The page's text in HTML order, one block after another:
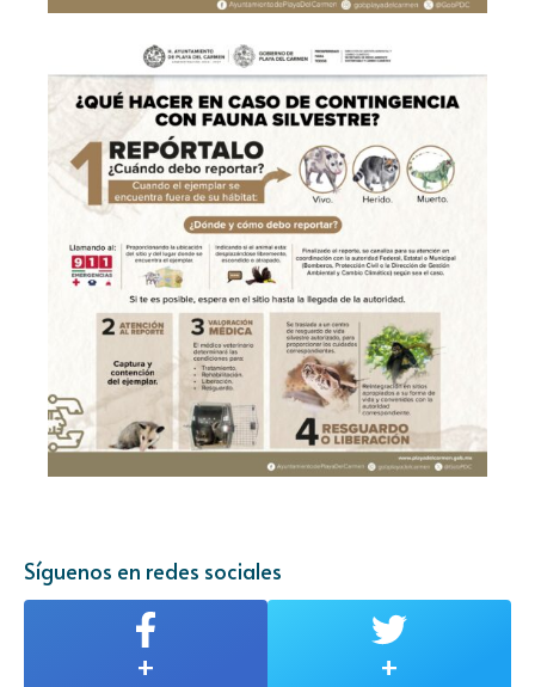
Síguenos en redes sociales
+ +